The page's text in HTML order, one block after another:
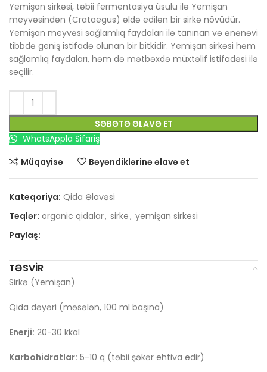
Yemişan sirkəsi, təbii fermentasiya üsulu ilə Yemişan
meyvəsindən (Crataegus) əldə edilən bir sirkə növüdür.
Yemişan meyvəsi sağlamlıq faydaları ilə tanınan və ənənəvi
tibbdə geniş istifadə olunan bir bitkidir. Yemişan sirkəsi həm
sağlamlıq faydaları, həm də mətbəxdə müxtəlif istifadəsi ilə
seçilir.
SƏBƏTƏ ƏLAVƏ ET
WhatsAppla Sifariş
Müqayisə
Bəyəndiklərinə əlavə et
Kateqoriya: Qida Əlavəsi
Teqlər: organic qidalar, sirke, yemişan sirkesi
Paylaş:
TƏSVIR
Sirkə (Yemişan)
Qida dəyəri (məsələn, 100 ml başına)
Enerji: 20-30 kkal
Karbohidratlar: 5-10 q (təbii şəkər ehtiva edir)